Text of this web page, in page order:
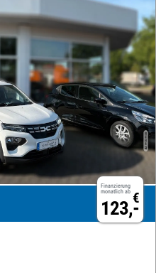
Finanzierung
monatlich ab €
123,-